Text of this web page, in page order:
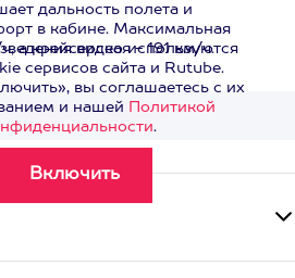
дальность полета и
в кабине. Максимальная
а крейсерская - 191 км/ч.
Смотреть видео>
видео используются
сервисов сайта и Rutube.
вы соглашаетесь с их
и нашей Политикой
.